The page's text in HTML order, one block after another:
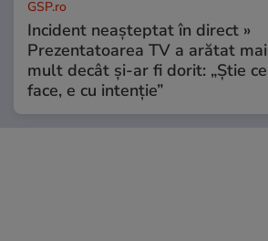
GSP.ro
Incident neașteptat în direct »
Prezentatoarea TV a arătat mai
mult decât și-ar fi dorit: „Știe ce
face, e cu intenție”